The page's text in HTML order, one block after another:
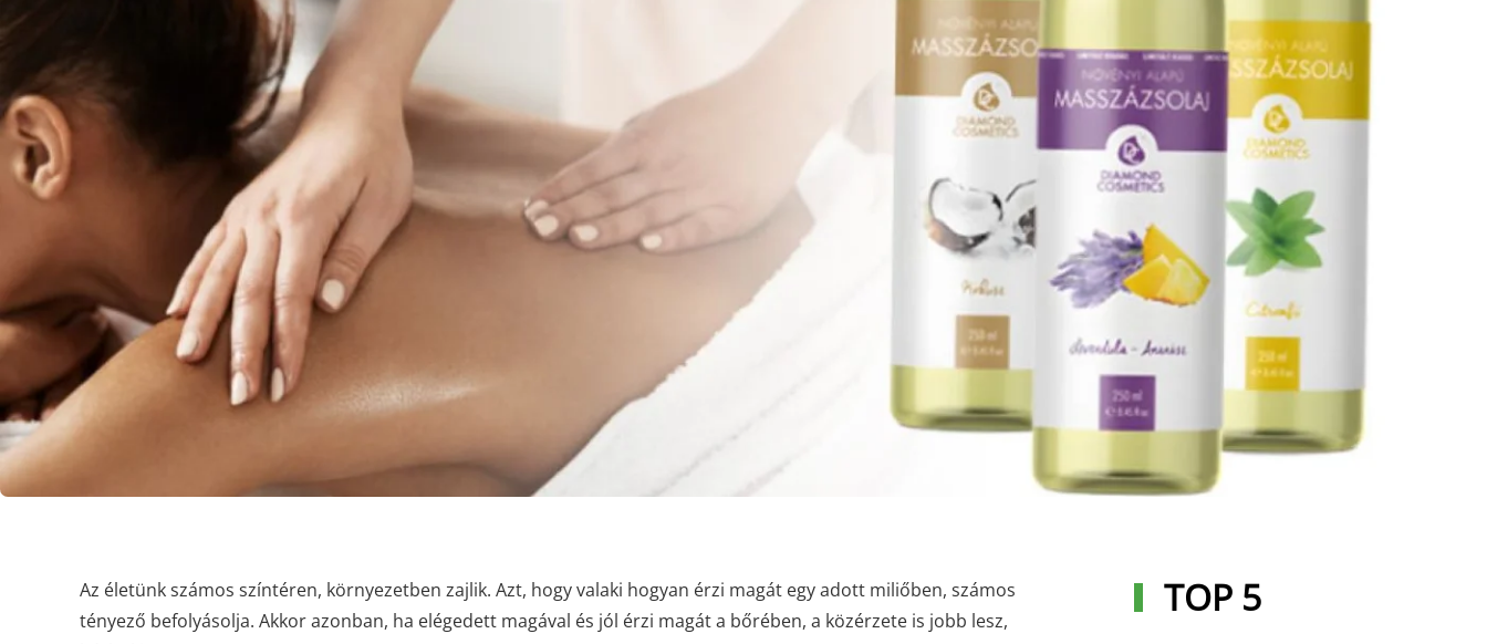
Az életünk számos színtéren, környezetben zajlik. Azt, hogy valaki hogyan érzi magát egy adott miliőben, számos
tényező befolyásolja. Akkor azonban, ha elégedett magával és jól érzi magát a bőrében, a közérzete is jobb lesz,
TOP 5